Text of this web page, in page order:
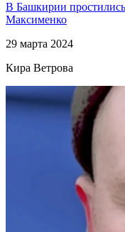
В Башкирии
Максименко
29 марта 2024
Кира Ветрова